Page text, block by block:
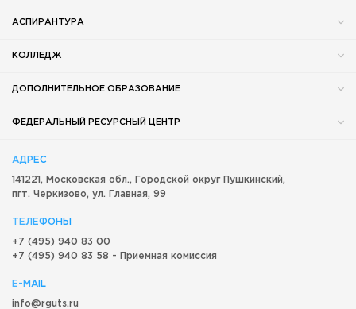
АСПИРАНТУРА
КОЛЛЕДЖ
ДОПОЛНИТЕЛЬНОЕ ОБРАЗОВАНИЕ
ФЕДЕРАЛЬНЫЙ РЕСУРСНЫЙ ЦЕНТР
АДРЕС
141221, Московская обл., Городской округ Пушкинский,
пгт. Черкизово, ул. Главная, 99
ТЕЛЕФОНЫ
+7 (495) 940 83 00
+7 (495) 940 83 58 - Приемная комиссия
E-MAIL
info@rguts.ru